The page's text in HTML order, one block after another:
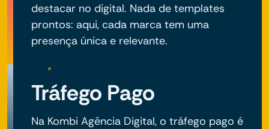
destacar no digital. Nada de templates
prontos: aqui, cada marca tem uma
presença única e relevante.
Tráfego Pago
Na Kombi Agência Digital, o tráfego pago é